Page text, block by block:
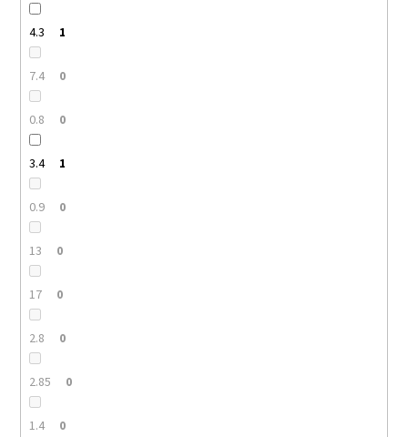
4.3 1
7.4 0
0.8 0
3.4 1
0.9 0
13 0
17 0
2.8 0
2.85 0
1.4 0